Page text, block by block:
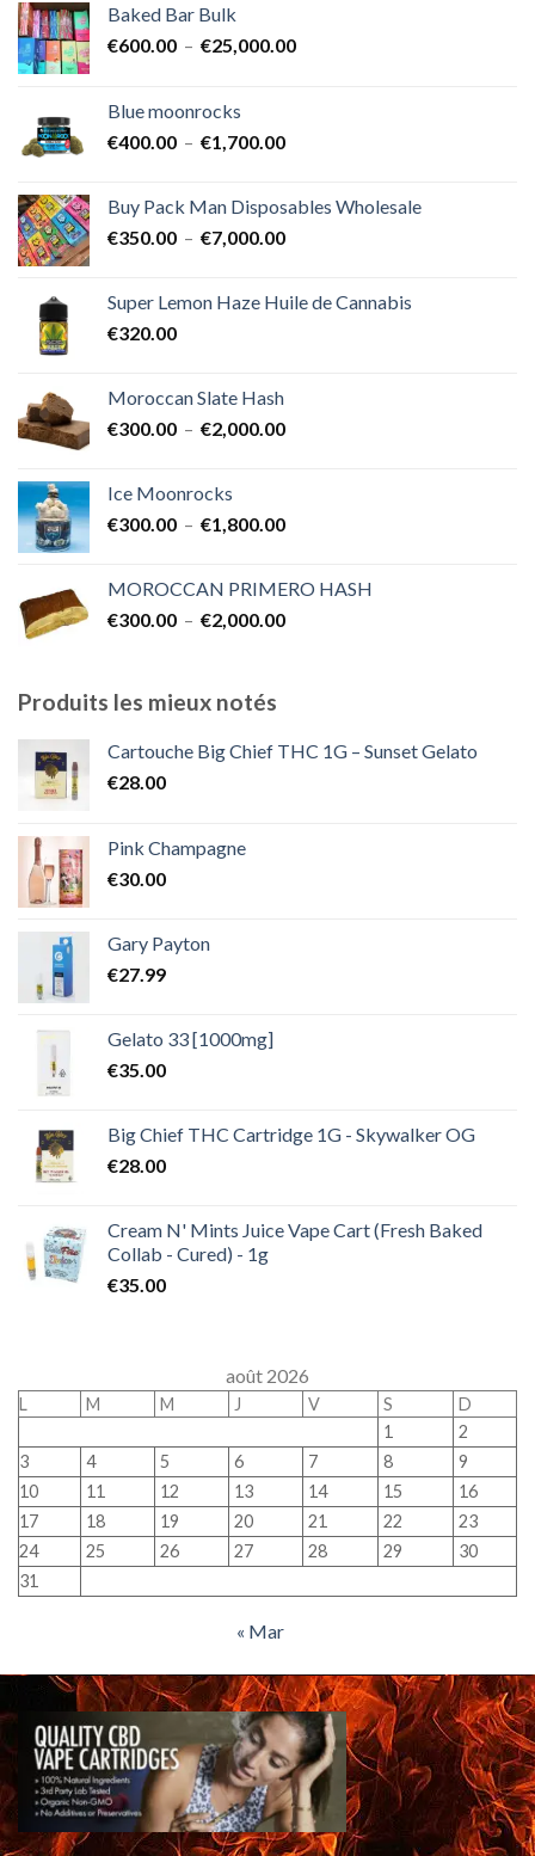
Baked Bar Bulk
€600.00 – €25,000.00Plage
Blue moonrocks
€400.00 – €1,700.00Plage
€400.00
à
Buy Pack Man Disposables Wholesale
€350.00 – €7,000.00Plage
€350.00
Super Lemon Haze Huile de Cannabis
€320.00
Moroccan Slate Hash
€300.00 – €2,000.00Plage
à
Ice Moonrocks
€300.00 – €1,800.00Plage
€300.00
à
MOROCCAN PRIMERO HASH
€300.00 – €2,000.00Plage
€2,000.00
Produits les mieux notés
Cartouche Big Chief THC 1G – Sunset Gelato
€28.00
Pink Champagne
€30.00
Gary Payton
€27.99
Gelato 33 [1000mg]
€35.00
Big Chief THC Cartridge 1G - Skywalker OG
€28.00
Cream N' Mints Juice Vape Cart (Fresh Baked
Collab - Cured) - 1g
€35.00
août 2026
L M M J V S
D
1
2
3
4 5 6 7 8
9
10
11 12 13 14 15
16
17
18 19 20 21 22
23
24
25 26 27 28 29
30
31
« Mar